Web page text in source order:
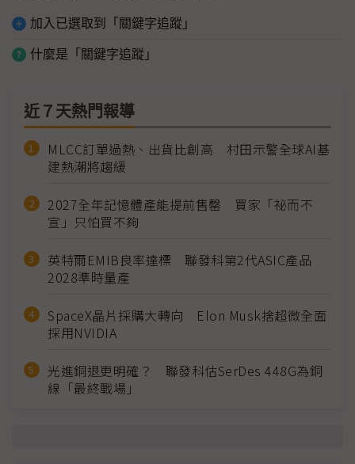
加入已選取到「關鍵字追蹤」
什麼是「關鍵字追蹤」
近７天熱門報導
MLCC訂單過熱、出貨比創高 村田示警全球AI基
建熱潮將趨緩
2027全年記憶體產能提前售罄 買家「祕而不
宣」只怕買不夠
英特爾EMIB良率達標 聯發科第2代ASIC產品
2028準時量產
SpaceX晶片採購大轉向 Elon Musk捨超微全面
採用NVIDIA
光進銅退更明確？ 聯發科估SerDes 448G為銅
線「最終戰場」